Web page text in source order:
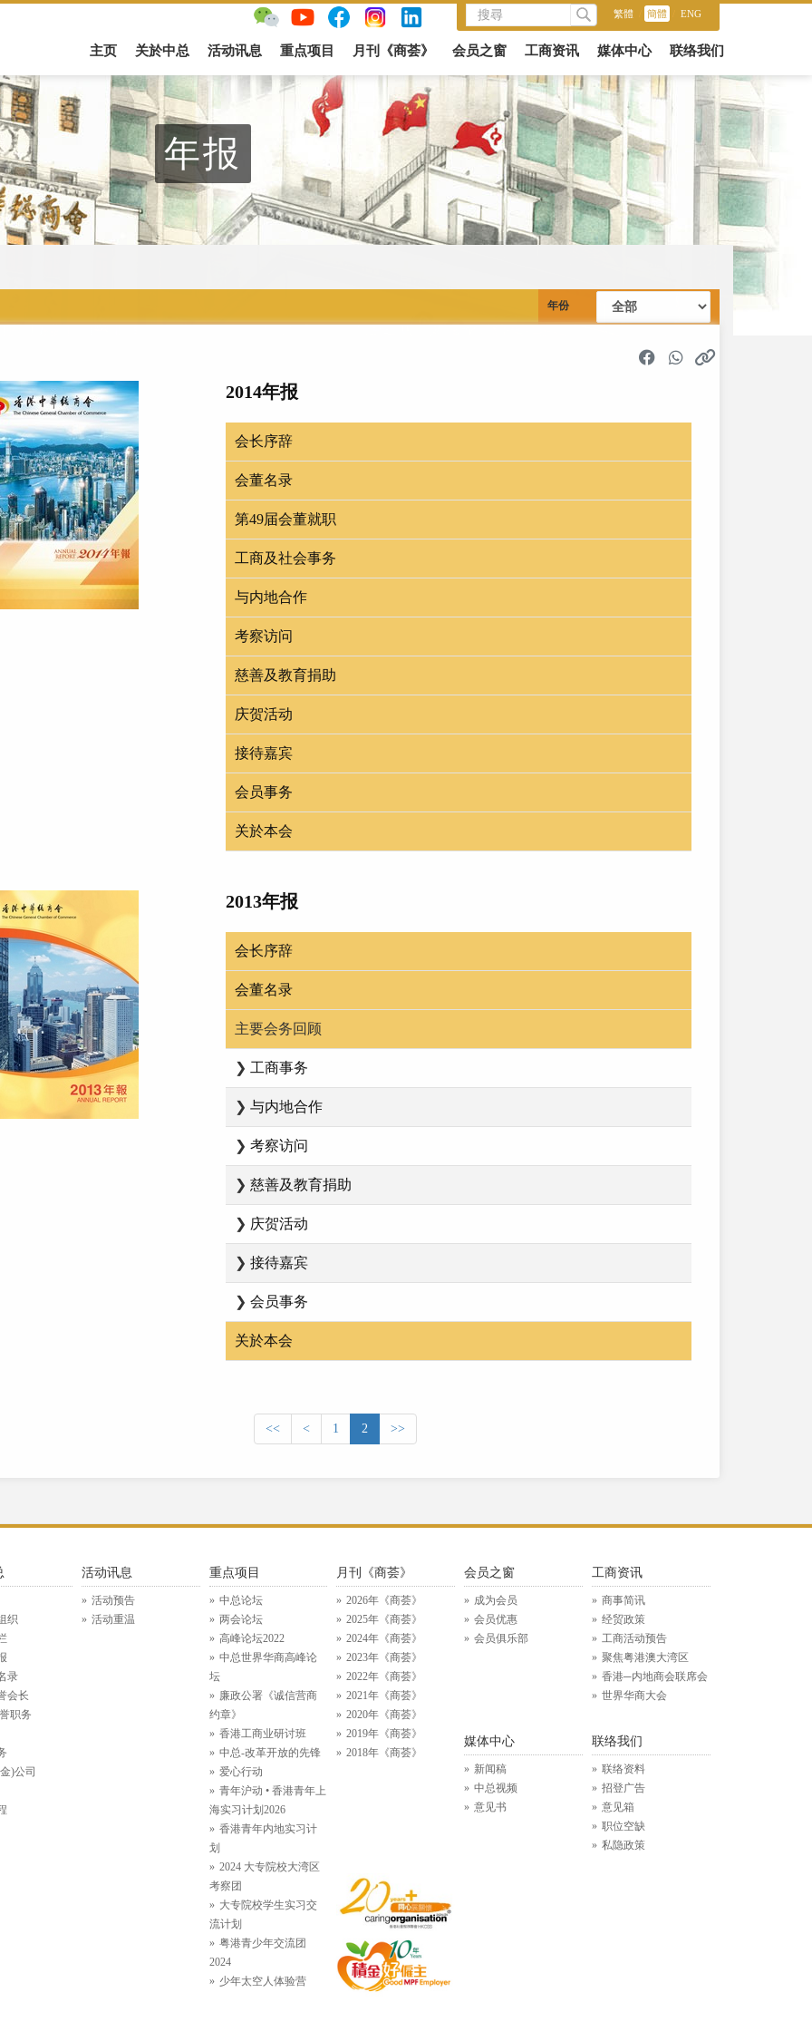
繁體 簡體 ENG
主页 关於中总 活动讯息 重点项目 月刊《商荟》 会员之窗 工商资讯 媒体中心 联络我们
年报
年份
2014年报
会长序辞
会董名录
第49届会董就职
工商及社会事务
与内地合作
考察访问
慈善及教育捐助
庆贺活动
接待嘉宾
会员事务
关於本会
2013年报
会长序辞
会董名录
主要会务回顾
❯ 工商事务
❯ 与内地合作
❯ 考察访问
❯ 慈善及教育捐助
❯ 庆贺活动
❯ 接待嘉宾
❯ 会员事务
关於本会
<< < 1 2 >>
织
录
会长
职务
)公司
活动讯息
活动预告
活动重温
重点项目
中总论坛
两会论坛
高峰论坛2022
中总世界华商高峰论
坛
廉政公署《诚信营商
约章》
香港工商业研讨班
中总-改革开放的先锋
爱心行动
青年沪动 • 香港青年上
海实习计划2026
香港青年内地实习计
划
2024 大专院校大湾区
考察团
大专院校学生实习交
流计划
粤港青少年交流团
2024
少年太空人体验营
月刊《商荟》
2026年《商荟》
2025年《商荟》
2024年《商荟》
2023年《商荟》
2022年《商荟》
2021年《商荟》
2020年《商荟》
2019年《商荟》
2018年《商荟》
会员之窗
成为会员
会员优惠
会员俱乐部
工商资讯
商事简讯
经贸政策
工商活动预告
聚焦粤港澳大湾区
香港─内地商会联席会
世界华商大会
媒体中心
新闻稿
中总视频
意见书
联络我们
联络资料
招登广告
意见箱
职位空缺
私隐政策